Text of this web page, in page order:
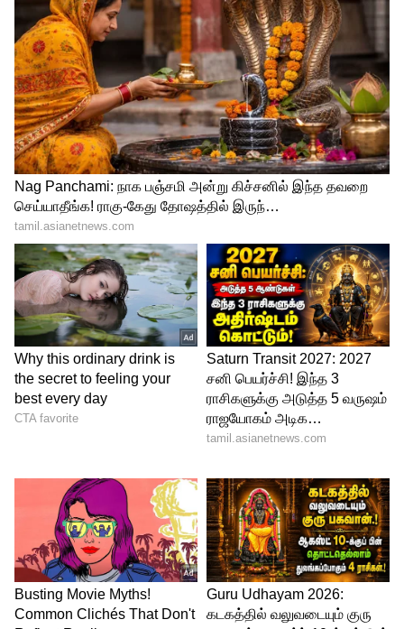
இந்த ஒரு அப்டேட்டை உடனே செய்யுங்க!
3
4
Image Credit :
எந்தெந்த வங்கிகள் அதிக வட்டியை
வழங்குகின்றன?
அதிகபட்சமாக, யூகோ வங்கி ஐந்து வருட
FCNR(B) டெபாசிட்களுக்கு 7.20 சதவீதமும்,
மூன்று வருட டெபாசிட்களுக்கு 6.66
சதவீதமும் வட்டி வழங்குகிறது. டிசிபி வங்கி
மூன்று மற்றும் ஐந்து வருட
கொடுக்கிறது. சிஎஸ்பி வங்கி மூன்று
வருடங்களுக்கு 6.95 சதவீதமும், ஐந்து
வருடங்களுக்கு 7.05 சதவீதமும்
வழங்குகிறது.
பந்தன் வங்கி மூன்று மற்றும் ஐந்து வருட